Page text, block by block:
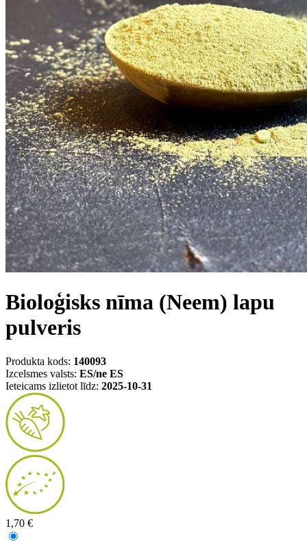
Bioloģisks nīma (Neem) lapu
pulveris
Produkta kods: 140093
Izcelsmes valsts: ES/ne ES
Ieteicams izlietot līdz: 2025-10-31
1,70 €